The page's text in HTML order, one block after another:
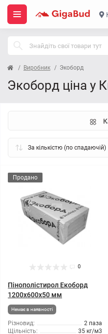
Виробник Экоборд
Экоборд ціна у
Продано
0
Пінополістирол Екоборд
1200x600x50 мм
Немає в наявності
Різновид:
2 паза
Щільність:
35 кг/м3